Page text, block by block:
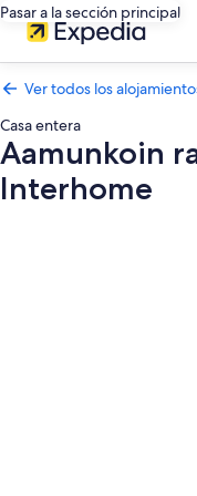
Pasar a la sección principal
Ver todos los
Casa entera
Aamunkoin
Interhome